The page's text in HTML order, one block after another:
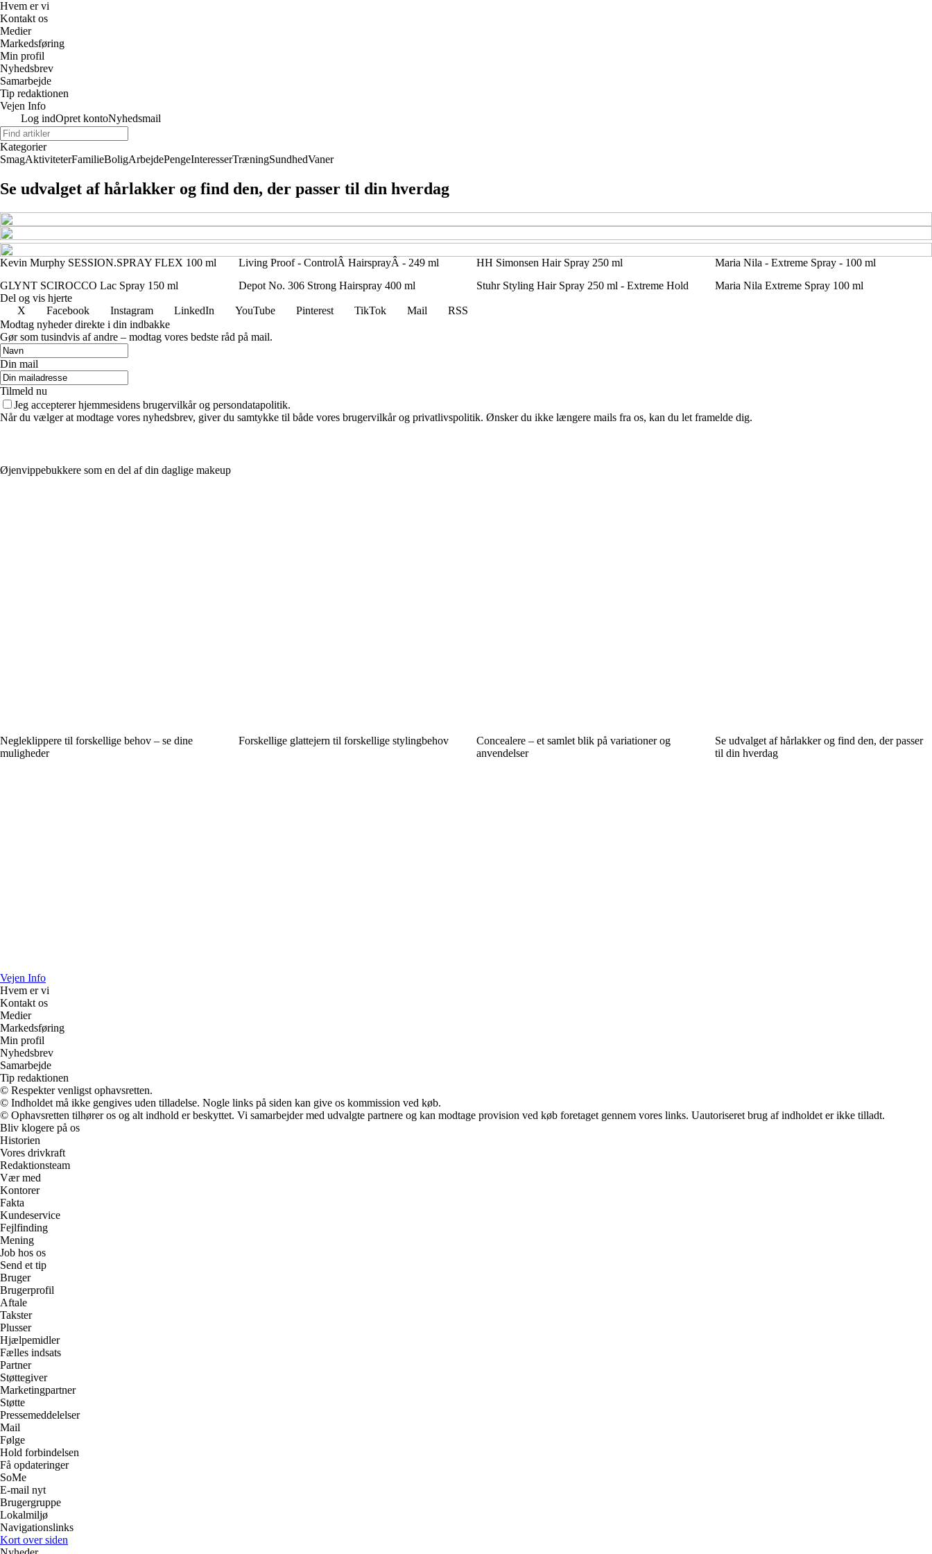
Hvem er vi
Kontakt os
Medier
Markedsføring
Min profil
Nyhedsbrev
Samarbejde
Tip redaktionen
Vejen Info
Log indOpret kontoNyhedsmail
Kategorier
SmagAktiviteterFamilieBoligArbejdePengeInteresserTræningSundhedVaner
Se udvalget af hårlakker og find den, der passer til din hverdag
Kevin Murphy SESSION.SPRAY FLEX 100 ml Living Proof - ControlÂ HairsprayÂ - 249 ml HH Simonsen Hair Spray 250 ml
Maria Nila - Extreme Spray - 100 ml
GLYNT SCIROCCO Lac Spray 150 ml
Depot No. 306 Strong Hairspray 400 ml Stuhr Styling Hair Spray 250 ml - Extreme Hold
Maria Nila Extreme Spray 100 ml
Del og vis hjerte
X
Facebook Instagram LinkedIn YouTube Pinterest TikTok Mail
RSS
Modtag nyheder direkte i din indbakke
Gør som tusindvis af andre – modtag vores bedste råd på mail.
Din mail
Tilmeld nu
Jeg accepterer hjemmesidens brugervilkår og persondatapolitik.
Når du vælger at modtage vores nyhedsbrev, giver du samtykke til både vores brugervilkår og privatlivspolitik. Ønsker du ikke længere mails fra os, kan du let framelde dig.
Øjenvippebukkere som en del af din daglige makeup
Negleklippere til forskellige behov – se dine
muligheder
Forskellige glattejern til forskellige stylingbehov
Concealere – et samlet blik på variationer og
anvendelser
Se udvalget af hårlakker og find den, der passer
til din hverdag
Vejen Info
Hvem er vi
Kontakt os
Medier
Markedsføring
Min profil
Nyhedsbrev
Samarbejde
Tip redaktionen
© Respekter venligst ophavsretten.
© Indholdet må ikke gengives uden tilladelse. Nogle links på siden kan give os kommission ved køb.
© Ophavsretten tilhører os og alt indhold er beskyttet. Vi samarbejder med udvalgte partnere og kan modtage provision ved køb foretaget gennem vores links. Uautoriseret brug af indholdet er ikke tilladt.
Bliv klogere på os
Historien
Vores drivkraft
Redaktionsteam
Vær med
Kontorer
Fakta
Kundeservice
Fejlfinding
Mening
Job hos os
Send et tip
Bruger
Brugerprofil
Aftale
Takster
Plusser
Hjælpemidler
Fælles indsats
Partner
Støttegiver
Marketingpartner
Støtte
Pressemeddelelser
Mail
Følge
Hold forbindelsen
Få opdateringer
SoMe
E-mail nyt
Brugergruppe
Lokalmiljø
Navigationslinks
Kort over siden